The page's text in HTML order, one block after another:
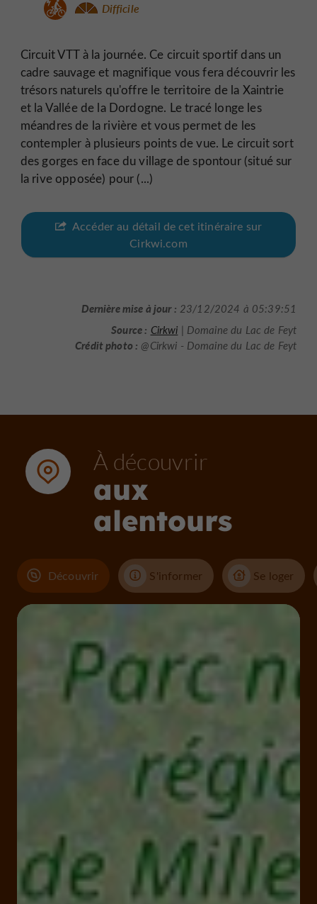
Difficile
Circuit VTT à la journée. Ce circuit sportif dans un
cadre sauvage et magnifique vous fera découvrir les
trésors naturels qu'offre le territoire de la Xaintrie
et la Vallée de la Dordogne. Le tracé longe les
méandres de la rivière et vous permet de les
contempler à plusieurs points de vue. Le circuit sort
des gorges en face du village de spontour (situé sur
la rive opposée) pour (...)
Accéder au détail de cet itinéraire sur
Cirkwi.com
Dernière mise à jour : 23/12/2024 à 05:39:51
Source : Cirkwi | Domaine du Lac de Feyt
Crédit photo : @Cirkwi - Domaine du Lac de Feyt
À découvrir
aux
alentours
Découvrir S'informer Se loger